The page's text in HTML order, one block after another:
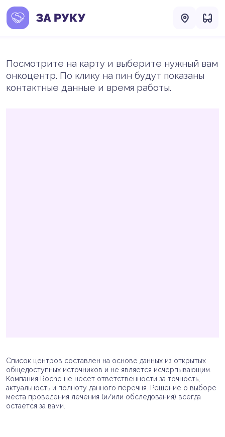
Посмотрите на карту и выберите нужный вам
онкоцентр. По клику на пин будут показаны
контактные данные и время работы.
Список центров составлен на основе данных из открытых
общедоступных источников и не является исчерпывающим.
Компания Roche не несет ответственности за точность,
актуальность и полноту данного перечня. Решение о выборе
места проведения лечения (и/или обследования) всегда
остается за вами.